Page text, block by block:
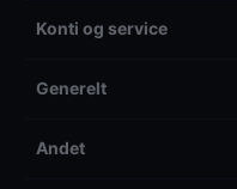
Konti og service
Generelt
Andet